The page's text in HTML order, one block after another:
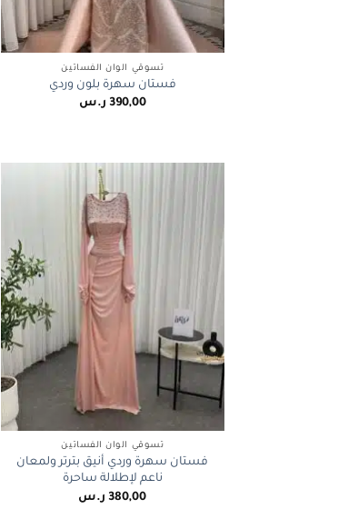
+
تسوقي الوان الفساتين
فستان سهرة بلون وردي
390,00 ر.س
تسوقي الوان الفساتين
فستان سهرة وردي أنيق بترتر ولمعان
ناعم لإطلالة ساحرة
380,00 ر.س